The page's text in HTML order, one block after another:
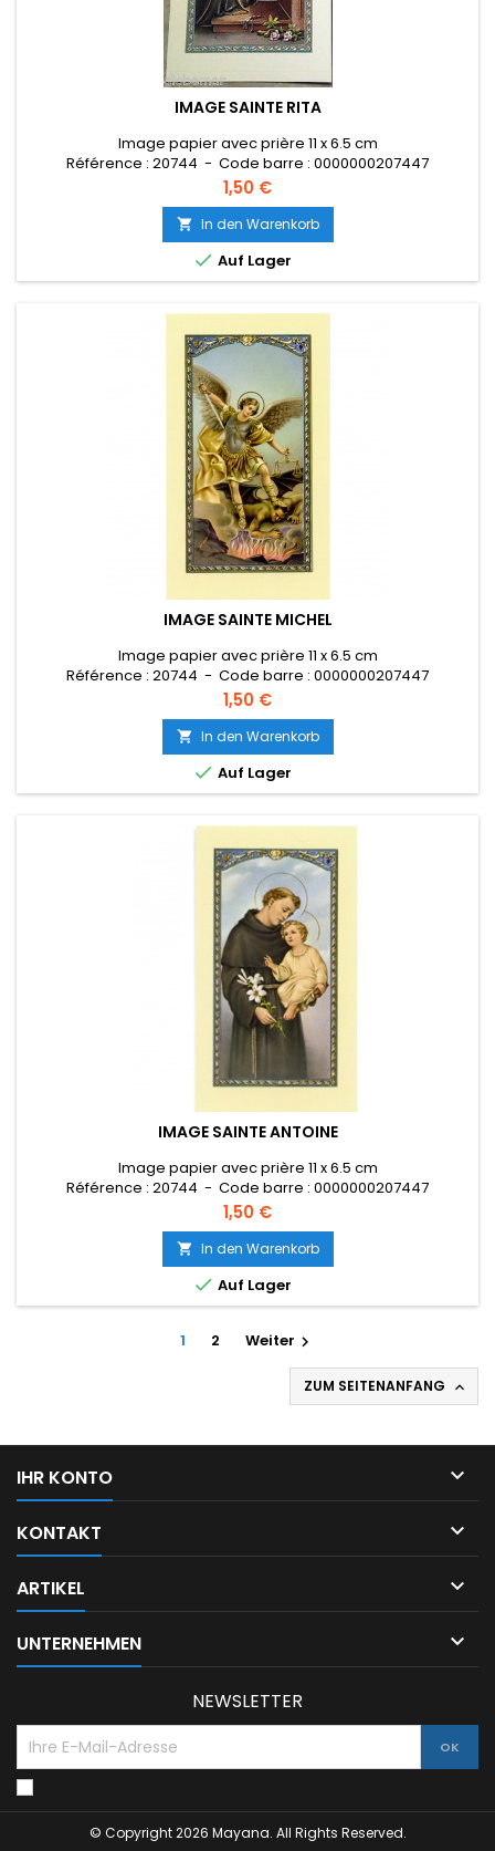
IMAGE SAINTE RITA
Image papier avec prière 11 x 6.5 cm
Référence : 20744 - Code barre : 0000000207447
Preis
1,50 €
 In den Warenkorb
 Auf Lager
IMAGE SAINTE MICHEL
Image papier avec prière 11 x 6.5 cm
Référence : 20744 - Code barre : 0000000207447
Preis
1,50 €
 In den Warenkorb
 Auf Lager
IMAGE SAINTE ANTOINE
Image papier avec prière 11 x 6.5 cm
Référence : 20744 - Code barre : 0000000207447
Preis
1,50 €
 In den Warenkorb
 Auf Lager
1 2 Weiter 
ZUM SEITENANFANG 
IHR KONTO 
KONTAKT 
ARTIKEL 
UNTERNEHMEN 
NEWSLETTER
© Copyright 2026 Mayana. All Rights Reserved.